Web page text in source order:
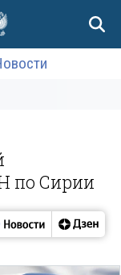
по Сирии